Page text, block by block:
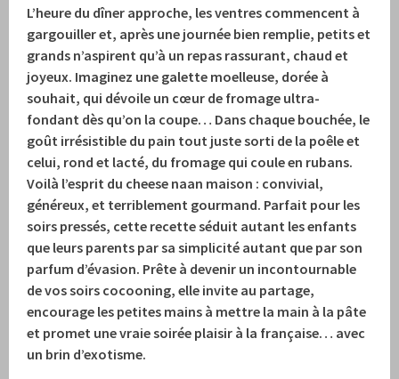
L’heure du dîner approche, les ventres commencent à
gargouiller et, après une journée bien remplie, petits et
grands n’aspirent qu’à un repas rassurant, chaud et
joyeux. Imaginez une galette moelleuse, dorée à
souhait, qui dévoile un cœur de fromage ultra-
fondant dès qu’on la coupe… Dans chaque bouchée, le
goût irrésistible du pain tout juste sorti de la poêle et
celui, rond et lacté, du fromage qui coule en rubans.
Voilà l’esprit du cheese naan maison : convivial,
généreux, et terriblement gourmand. Parfait pour les
soirs pressés, cette recette séduit autant les enfants
que leurs parents par sa simplicité autant que par son
parfum d’évasion. Prête à devenir un incontournable
de vos soirs cocooning, elle invite au partage,
encourage les petites mains à mettre la main à la pâte
et promet une vraie soirée plaisir à la française… avec
un brin d’exotisme.